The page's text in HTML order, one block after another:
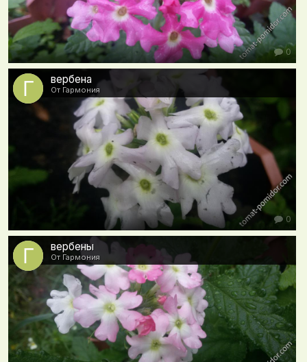
0
вербена
От Гармония
0
вербены
От Гармония